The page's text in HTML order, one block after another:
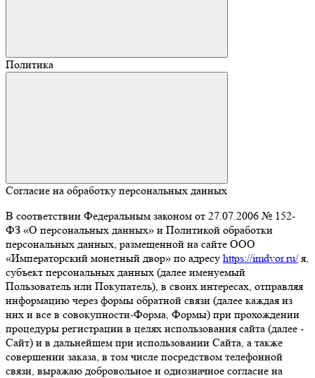
Политика
Согласие на обработку персональных данных
В соответствии Федеральным законом от 27.07.2006 № 152-
ФЗ «О персональных данных» и Политикой обработки
персональных данных, размещенной на сайте ООО
«Императорский монетный двор» по адресу https://imdvor.ru/я,
субъект персональных данных (далее именуемый
Пользователь или Покупатель), в своих интересах, отправляя
информацию через формы обратной связи (далее каждая из
них и все в совокупности-Форма, Формы) при прохождении
процедуры регистрации в целях использования сайта (далее -
Сайт) и в дальнейшем при использовании Сайта, а также
совершении заказа, в том числе посредством телефонной
связи, выражаю добровольное и однозначное согласие на